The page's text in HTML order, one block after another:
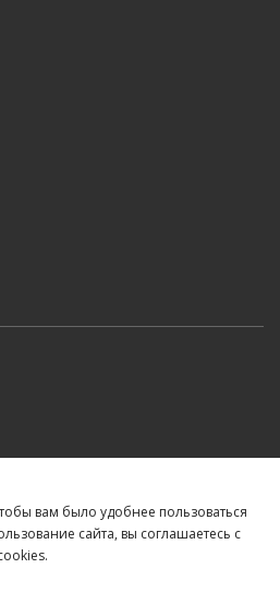
вам было удобнее пользоваться
сайта, вы соглашаетесь c